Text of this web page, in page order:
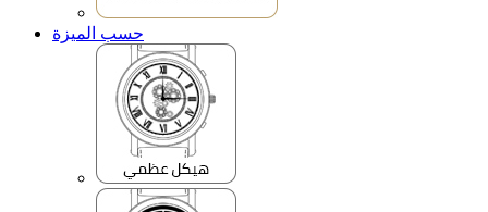
حسب الميزة